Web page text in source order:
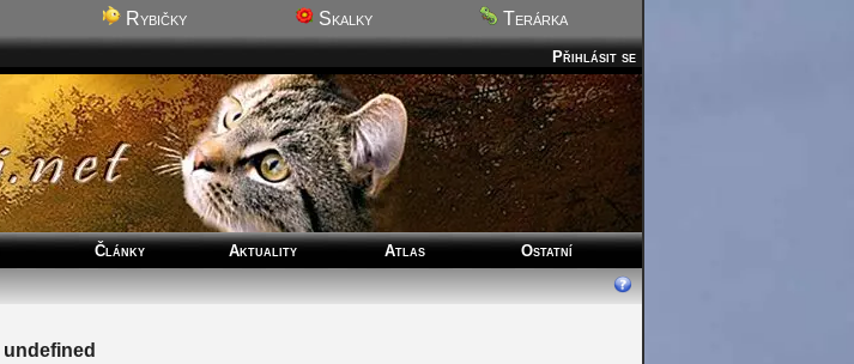
Rybičky Skalky Terárka
Přihlásit se
Články Aktuality Atlas
Ostatní
undefined